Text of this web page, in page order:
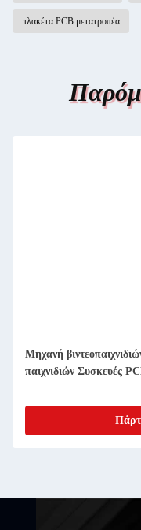
πλακέτα PCB μετατροπέα
Μηχανή
παιχνιδιών Συσκευές